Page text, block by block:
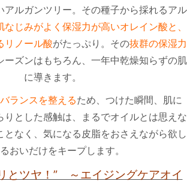
アルガンツリー。その種子から採れるアル
なじみがよく保湿力が高いオレイン酸と、
リノール酸がたっぷり。その抜群の保湿力
ーズンはもちろん、一年中乾燥知らずの肌
に導きます。
ランスを整えるため、つけた瞬間、肌に
りとした感触は、まるでオイルとは思えな
となく、気になる皮脂をおさえながら欲し
おいだけをキープします。
とツヤ！” ～エイジングケアオイ